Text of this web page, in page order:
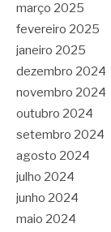
março 2025
fevereiro 2025
janeiro 2025
dezembro 2024
novembro 2024
outubro 2024
setembro 2024
agosto 2024
julho 2024
junho 2024
maio 2024